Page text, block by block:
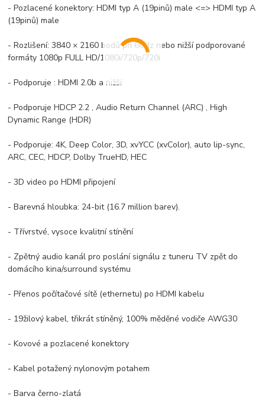
- Pozlacené konektory: HDMI typ A (19pinů) male <=> HDMI typ A
(19pinů) male
- Rozlišení: 3840 × 2160 bodů při 60Hz nebo nižší podporované
formáty 1080p FULL HD/1080i/720p/720i
- Podporuje : HDMI 2.0b a nižší
- Podporuje HDCP 2.2 , Audio Return Channel (ARC) , High
Dynamic Range (HDR)
- Podporuje: 4K, Deep Color, 3D, xvYCC (xvColor), auto lip-sync,
ARC, CEC, HDCP, Dolby TrueHD, HEC
- 3D video po HDMI připojení
- Barevná hloubka: 24-bit (16.7 million barev).
- Třívrstvé, vysoce kvalitní stínění
- Zpětný audio kanál pro poslání signálu z tuneru TV zpět do
domácího kina/surround systému
- Přenos počítačové sítě (ethernetu) po HDMI kabelu
- 19žilový kabel, třikrát stíněný, 100% měděné vodiče AWG30
- Kovové a pozlacené konektory
- Kabel potažený nylonovým potahem
- Barva černo-zlatá